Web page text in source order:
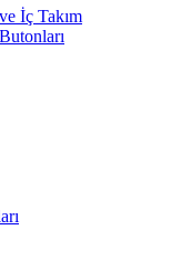
İç Takım